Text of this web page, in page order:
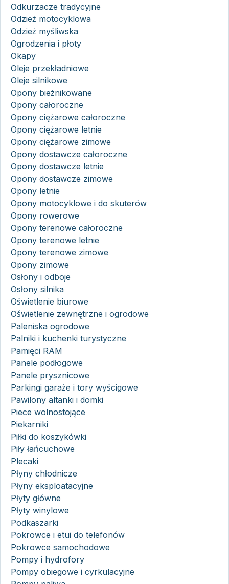
Odkurzacze tradycyjne
Odzież motocyklowa
Odzież myśliwska
Ogrodzenia i płoty
Okapy
Oleje przekładniowe
Oleje silnikowe
Opony bieżnikowane
Opony całoroczne
Opony ciężarowe całoroczne
Opony ciężarowe letnie
Opony ciężarowe zimowe
Opony dostawcze całoroczne
Opony dostawcze letnie
Opony dostawcze zimowe
Opony letnie
Opony motocyklowe i do skuterów
Opony rowerowe
Opony terenowe całoroczne
Opony terenowe letnie
Opony terenowe zimowe
Opony zimowe
Osłony i odboje
Osłony silnika
Oświetlenie biurowe
Oświetlenie zewnętrzne i ogrodowe
Paleniska ogrodowe
Palniki i kuchenki turystyczne
Pamięci RAM
Panele podłogowe
Panele prysznicowe
Parkingi garaże i tory wyścigowe
Pawilony altanki i domki
Piece wolnostojące
Piekarniki
Piłki do koszykówki
Piły łańcuchowe
Plecaki
Płyny chłodnicze
Płyny eksploatacyjne
Płyty główne
Płyty winylowe
Podkaszarki
Pokrowce i etui do telefonów
Pokrowce samochodowe
Pompy i hydrofory
Pompy obiegowe i cyrkulacyjne